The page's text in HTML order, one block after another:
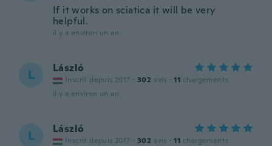
If it works on sciatica it will be very
helpful.
il y a environ un an
L László
Inscrit depuis 2017 · 302 avis · 11 chargements
il y a environ un an
L László
Inscrit depuis 2017 · 302 avis · 11 chargements